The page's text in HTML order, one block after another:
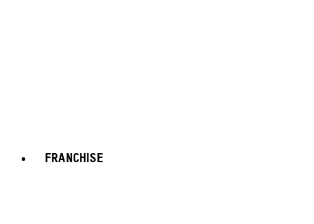
FRANCHISE